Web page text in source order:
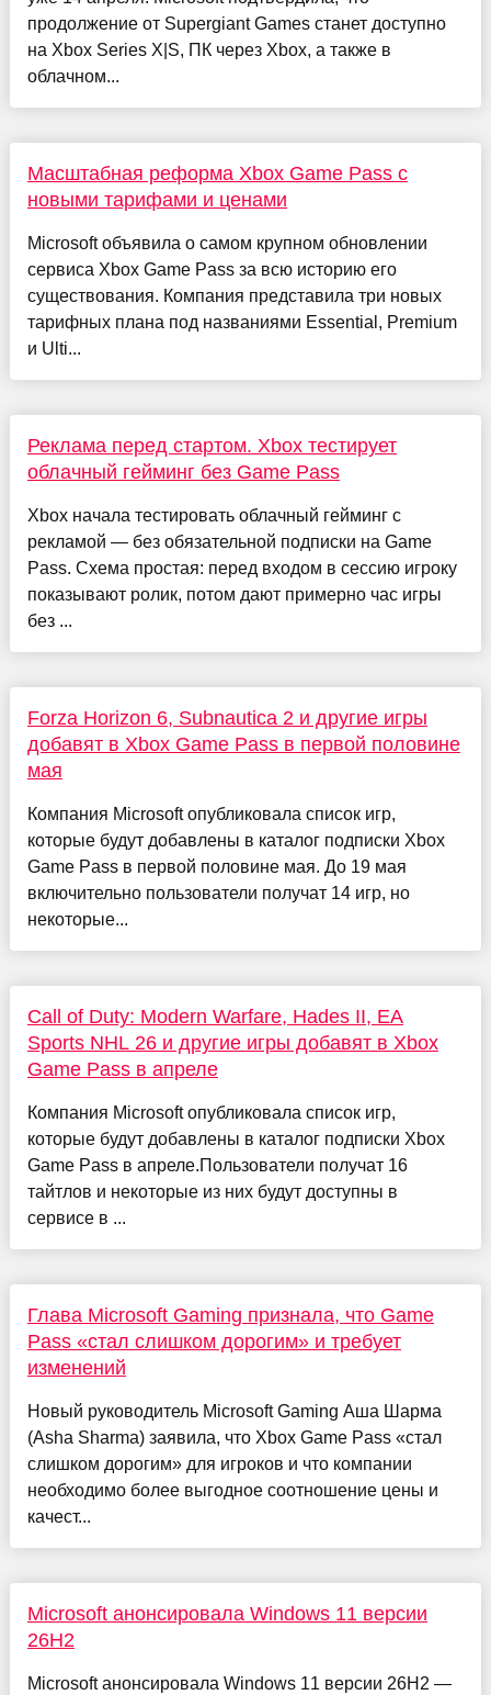
продолжение от Supergiant Games станет доступно
на Xbox Series X|S, ПК через Xbox, а также в
облачном...
Масштабная реформа Xbox Game Pass с
новыми тарифами и ценами
Microsoft объявила о самом крупном обновлении
сервиса Xbox Game Pass за всю историю его
существования. Компания представила три новых
тарифных плана под названиями Essential, Premium
и Ulti...
Реклама перед стартом. Xbox тестирует
облачный гейминг без Game Pass
Xbox начала тестировать облачный гейминг с
рекламой — без обязательной подписки на Game
Pass. Схема простая: перед входом в сессию игроку
показывают ролик, потом дают примерно час игры
без ...
Forza Horizon 6, Subnautica 2 и другие игры
добавят в Xbox Game Pass в первой половине
мая
Компания Microsoft опубликовала список игр,
которые будут добавлены в каталог подписки Xbox
Game Pass в первой половине мая. До 19 мая
включительно пользователи получат 14 игр, но
некоторые...
Call of Duty: Modern Warfare, Hades II, EA
Sports NHL 26 и другие игры добавят в Xbox
Game Pass в апреле
Компания Microsoft опубликовала список игр,
которые будут добавлены в каталог подписки Xbox
Game Pass в апреле.Пользователи получат 16
тайтлов и некоторые из них будут доступны в
сервисе в ...
Глава Microsoft Gaming признала, что Game
Pass «стал слишком дорогим» и требует
изменений
Новый руководитель Microsoft Gaming Аша Шарма
(Asha Sharma) заявила, что Xbox Game Pass «стал
слишком дорогим» для игроков и что компании
необходимо более выгодное соотношение цены и
качест...
Microsoft анонсировала Windows 11 версии
26H2
Microsoft анонсировала Windows 11 версии 26H2 —